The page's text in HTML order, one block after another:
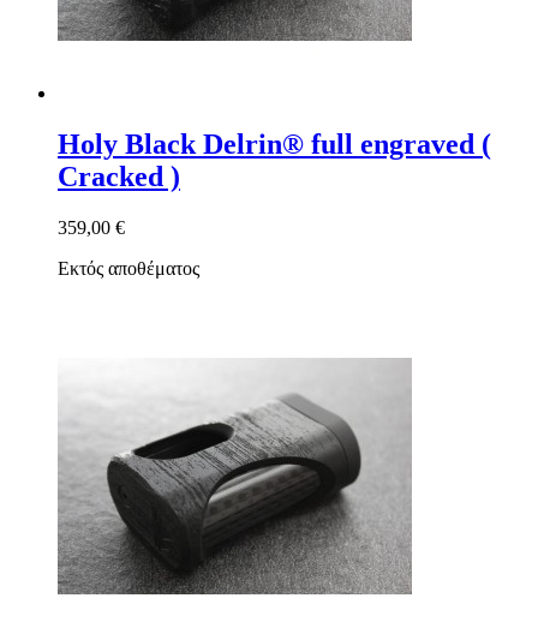
Holy Black Delrin® full engraved (
Cracked )
359,00 €
Εκτός αποθέματος